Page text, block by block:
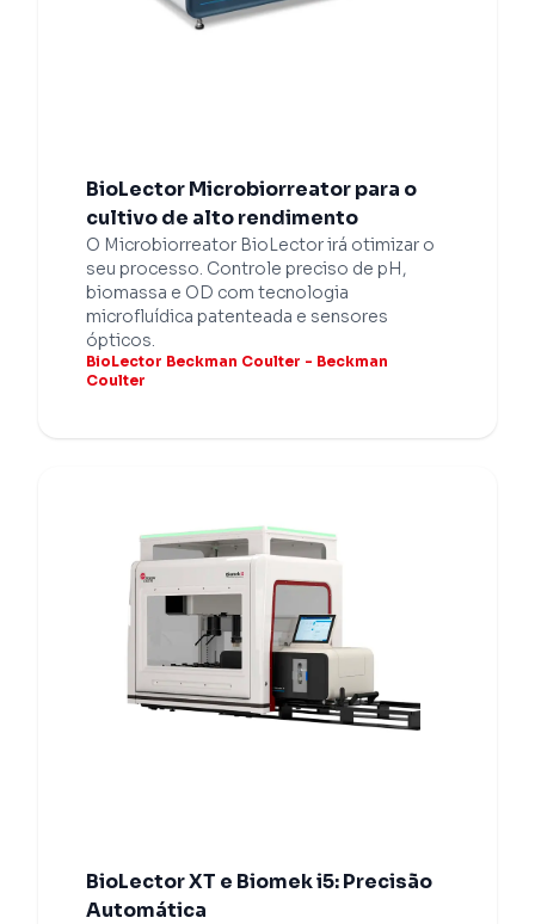
BioLector Microbiorreator para o
cultivo de alto rendimento
O Microbiorreator BioLector irá otimizar o
seu processo. Controle preciso de pH,
biomassa e OD com tecnologia
microfluídica patenteada e sensores
ópticos.
BioLector Beckman Coulter - Beckman
Coulter
BioLector XT e Biomek i5: Precisão
Automática